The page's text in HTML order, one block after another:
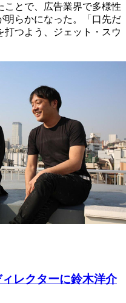
ことで、広告業界で多様性
明らかになった。「口先だ
打つよう、ジェット・スウ
レクターに鈴木洋介